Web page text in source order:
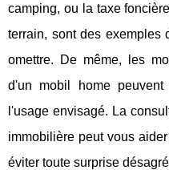
camping, ou la taxe
terrain, sont des exemples
omettre. De même, les
d'un mobil home
l'usage envisagé. La
immobilière peut vous
éviter toute surprise